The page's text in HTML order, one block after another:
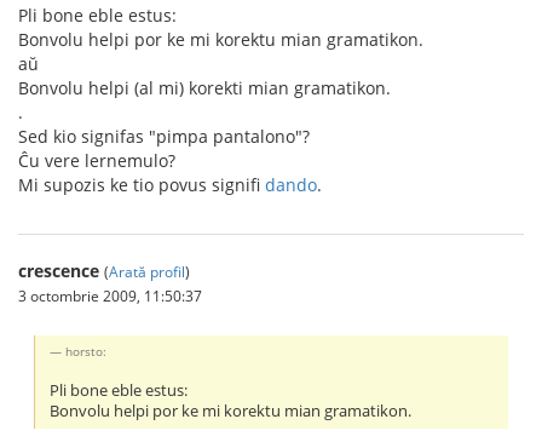
Pli bone eble estus:
Bonvolu helpi por ke mi korektu mian gramatikon.
aŭ
Bonvolu helpi (al mi) korekti mian gramatikon.
.
Sed kio signifas "pimpa pantalono"?
Ĉu vere lernemulo?
Mi supozis ke tio povus signifi dando.
crescence (Arată profil)
3 octombrie 2009, 11:50:37
horsto:
Pli bone eble estus:
Bonvolu helpi por ke mi korektu mian gramatikon.